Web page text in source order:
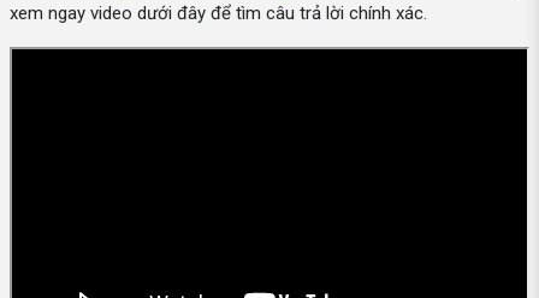
xem ngay video dưới đây để tìm câu trả lời chính xác.